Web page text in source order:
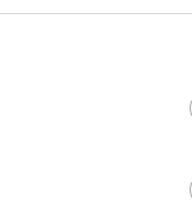
Μπιντλ του